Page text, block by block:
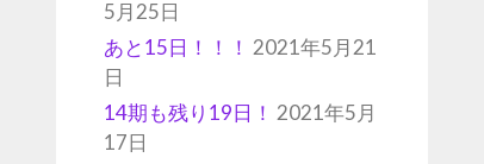
5月25日
あと15日！！！ 2021年5月21
日
14期も残り19日！ 2021年5月
17日